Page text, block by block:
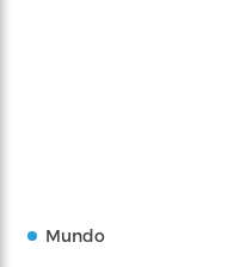
Mundo